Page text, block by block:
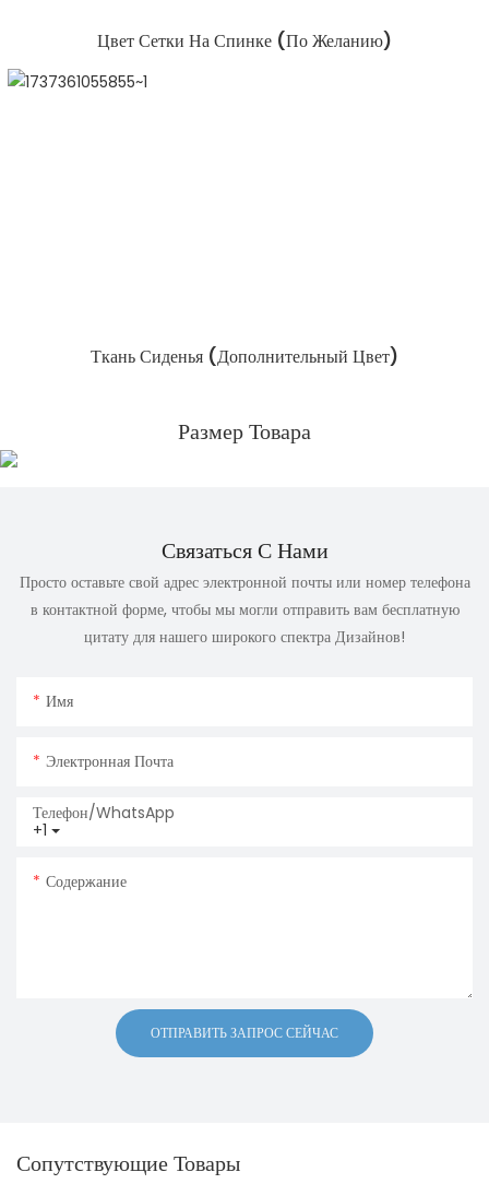
Цвет Сетки На Спинке (по Желанию)
Ткань Сиденья (дополнительный Цвет)
Размер Товара
Связаться С Нами
Просто оставьте свой адрес электронной почты или номер телефона
в контактной форме, чтобы мы могли отправить вам бесплатную
цитату для нашего широкого спектра Дизайнов!
Имя
Электронная Почта
+1
Телефон/WhatsApp
Содержание
ОТПРАВИТЬ ЗАПРОС СЕЙЧАС
Сопутствующие Товары